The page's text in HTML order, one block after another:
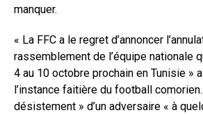
manquer.
« La FFC a le regret d’annoncer
rassemblement de l’équipe nationale
4 au 10 octobre prochain en Tunisie »
l’instance faitière du football
désistement » d’un adversaire « à